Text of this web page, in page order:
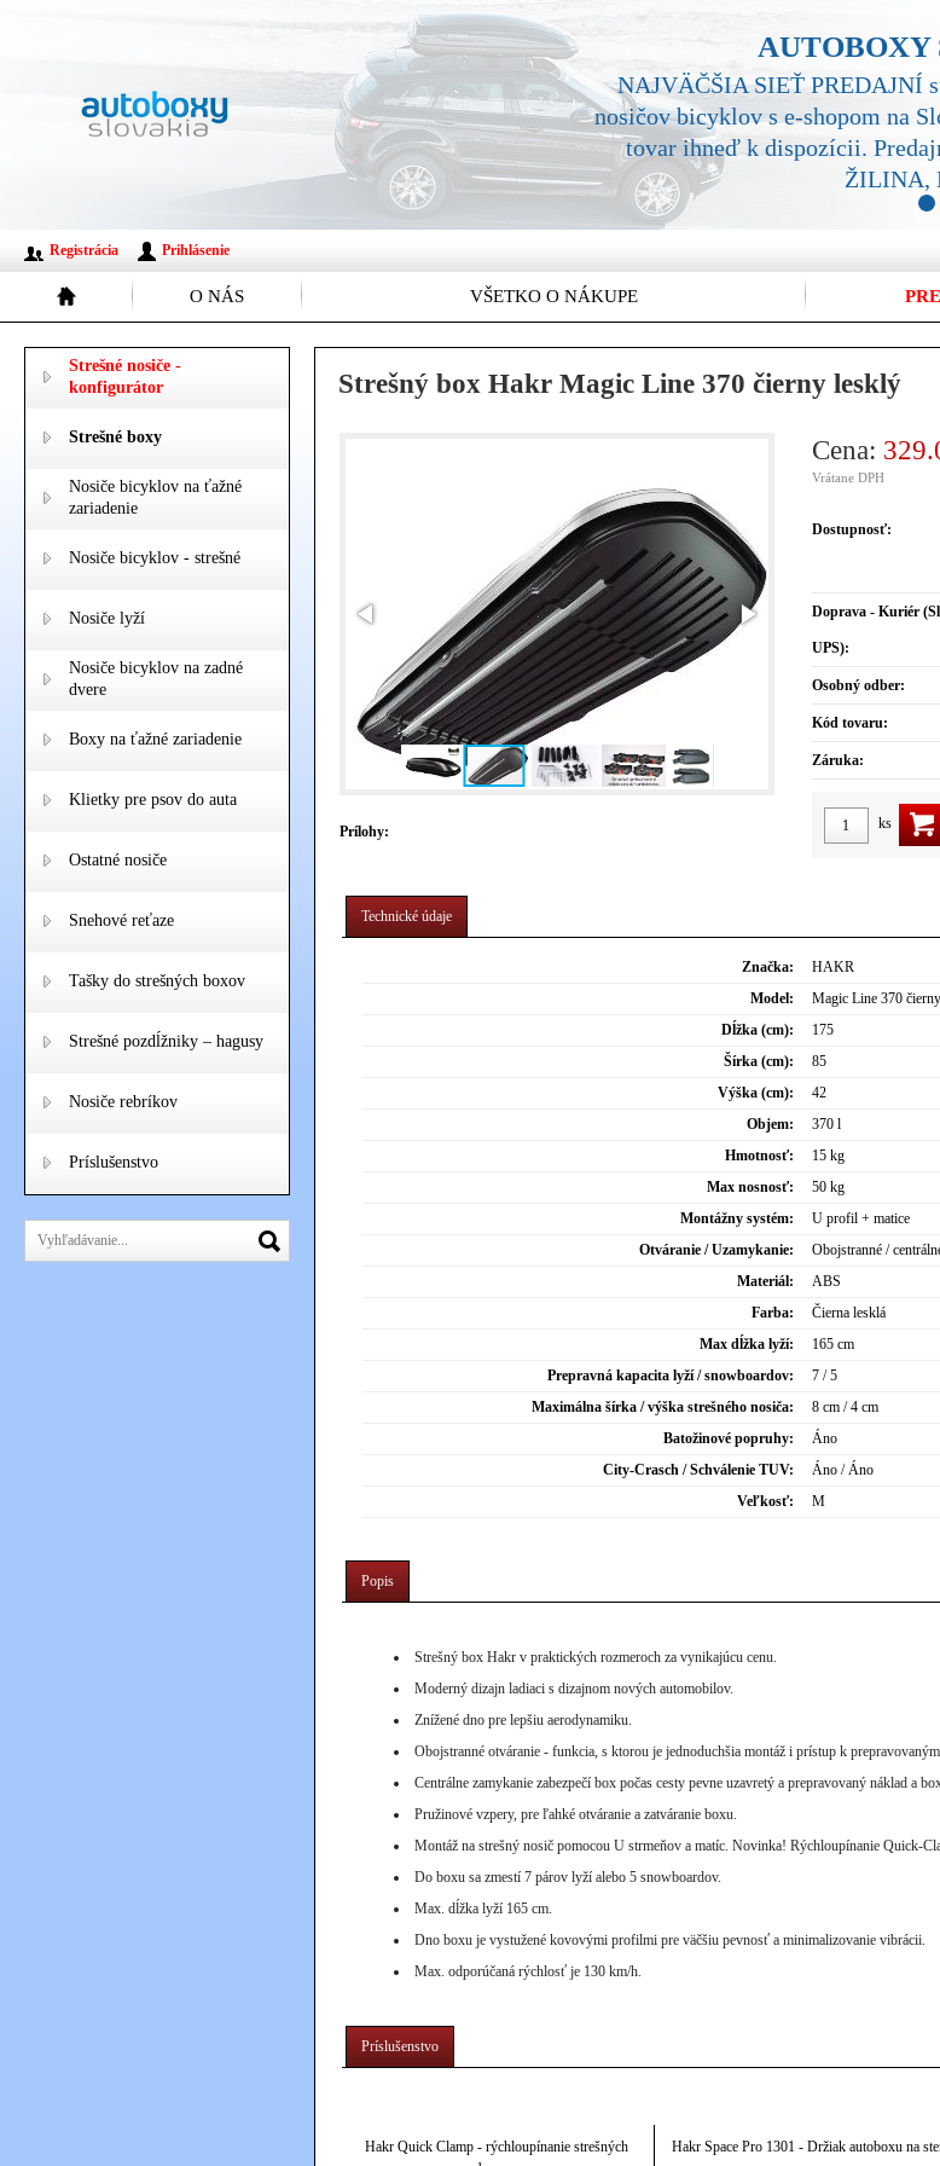
NAJVÄČŠIA SIEŤ PREDAJNÍ
nosičov bicyklov s e-shopom na
tovar ihneď k dispozícii.
ŽILINA,
O NÁS VŠETKO O NÁKUPE
Registrácia Prihlásenie
Strešný box Hakr Magic Line 370 čierny lesklý
Strešné nosiče -
konfigurátor
Strešné boxy
Nosiče bicyklov na ťažné
zariadenie
Nosiče bicyklov - strešné
Nosiče lyží
Nosiče bicyklov na zadné
dvere
Boxy na ťažné zariadenie
Klietky pre psov do auta
Ostatné nosiče
Snehové reťaze
Tašky do strešných boxov
Strešné pozdĺžniky – hagusy
Nosiče rebríkov
Príslušenstvo
Prílohy:
Cena:
Vrátane DPH
Dostupnosť:
Doprava - Kuriér
UPS):
Osobný odber:
Kód tovaru:
Záruka:
ks
Technické údaje
Značka:
HAKR
Model:
Magic Line 370
Dĺžka (cm):
175
Šírka (cm):
85
Výška (cm):
42
Objem:
370 l
Hmotnosť:
15 kg
Max nosnosť:
50 kg
Montážny systém:
U profil + matice
Otváranie / Uzamykanie:
Obojstranné /
Materiál:
ABS
Farba:
Čierna lesklá
Max dĺžka lyží:
165 cm
Prepravná kapacita lyží / snowboardov:
7 / 5
Maximálna šírka / výška strešného nosiča:
8 cm / 4 cm
Batožinové popruhy:
Áno
City-Crasch / Schválenie TUV:
Áno / Áno
Veľkosť:
M
Popis
Strešný box Hakr v praktických rozmeroch za vynikajúcu cenu.
Moderný dizajn ladiaci s dizajnom nových automobilov.
Znížené dno pre lepšiu aerodynamiku.
Obojstranné otváranie - funkcia, s ktorou je jednoduchšia montáž i prístup k
Centrálne zamykanie zabezpečí box počas cesty pevne uzavretý a prepravovaný náklad a
Pružinové vzpery, pre ľahké otváranie a zatváranie boxu.
Montáž na strešný nosič pomocou U strmeňov a matíc. Novinka! Rýchloupínanie Quick-
Do boxu sa zmestí 7 párov lyží alebo 5 snowboardov.
Max. dĺžka lyží 165 cm.
Dno boxu je vystužené kovovými profilmi pre väčšiu pevnosť a minimalizovanie vibrácii.
Max. odporúčaná rýchlosť je 130 km/h.
Príslušenstvo
Hakr Quick Clamp - rýchloupínanie strešných
Hakr Space Pro 1301 - Držiak autoboxu na